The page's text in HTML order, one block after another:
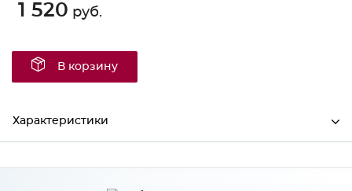
1 520 руб.
В корзину
Характеристики
Производитель Сурская мебель